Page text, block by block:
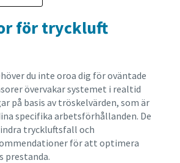
för tryckluft
du inte oroa dig för oväntade
övervakar systemet i realtid
på basis av tröskelvärden, som är
specifika arbetsförhållanden. De
tryckluftsfall och
för att optimera
prestanda.